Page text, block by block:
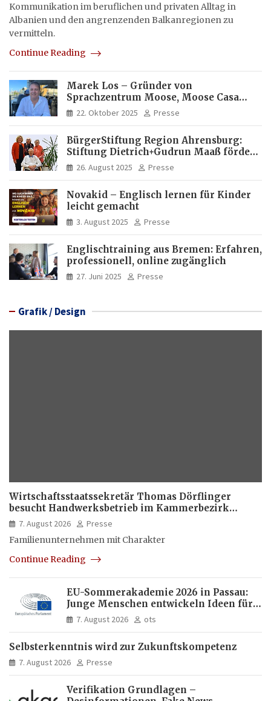
Kommunikation im beruflichen und privaten Alltag in
Albanien und den angrenzenden Balkanregionen zu
vermitteln.
Continue Reading
Marek Los – Gründer von
Sprachzentrum Moose, Moose Casa
Italia und Apartamento Brasil |
Internationaler Experte für Bildung
22. Oktober 2025 Presse
BürgerStiftung Region Ahrensburg:
Stiftung Dietrich+Gudrun Maaß fördert
Deutschkenntnisse von Frauen
26. August 2025 Presse
Novakid – Englisch lernen für Kinder
leicht gemacht
3. August 2025 Presse
Englischtraining aus Bremen: Erfahren,
professionell, online zugänglich
27. Juni 2025 Presse
Grafik / Design
Wirtschaftsstaatssekretär Thomas Dörflinger
besucht Handwerksbetrieb im Kammerbezirk
Freiburg
7. August 2026
Presse
Familienunternehmen mit Charakter
Continue Reading
EU-Sommerakademie 2026 in Passau:
Junge Menschen entwickeln Ideen für
Europas Zukunft
7. August 2026 ots
Selbsterkenntnis wird zur Zukunftskompetenz
7. August 2026 Presse
Verifikation Grundlagen –